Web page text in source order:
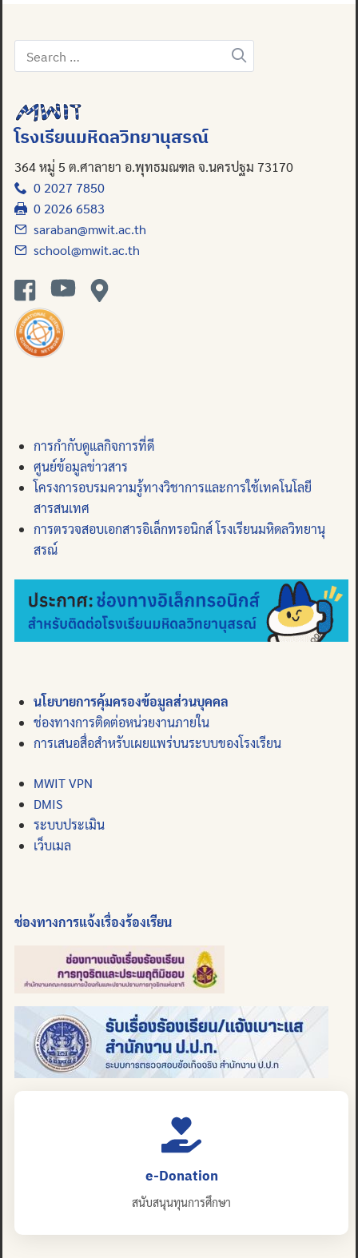
Search
for:
โรงเรียนมหิดลวิทยานุสรณ์
364 หมู่ 5 ต.ศาลายา อ.พุทธมณฑล จ.นครปฐม 73170
0 2027 7850
0 2026 6583
saraban@mwit.ac.th
school@mwit.ac.th
การกำกับดูแลกิจการที่ดี
ศูนย์ข้อมูลข่าวสาร
โครงการอบรมความรู้ทางวิชาการและการใช้เทคโนโลยี
สารสนเทศ
การตรวจสอบเอกสารอิเล็กทรอนิกส์ โรงเรียนมหิดลวิทยานุ
สรณ์
นโยบายการคุ้มครองข้อมูลส่วนบุคคล
ช่องทางการติดต่อหน่วยงานภายใน
การเสนอสื่อสำหรับเผยแพร่บนระบบของโรงเรียน
MWIT VPN
DMIS
ระบบประเมิน
เว็บเมล
ช่องทางการแจ้งเรื่องร้องเรียน
e-Donation
สนับสนุนทุนการศึกษา